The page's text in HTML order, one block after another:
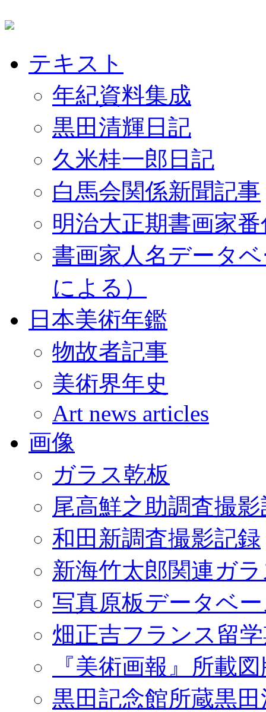
テキスト
年紀資料集成
黒田清輝日記
久米桂一郎日記
白馬会関係新聞記事
明治大正期書画家
書画家人名データ
による）
日本美術年鑑
物故者記事
美術界年史
Art news articles
画像
ガラス乾板
尾高鮮之助調査撮
和田新調査撮影記録
新海竹太郎関連ガ
写真原板データベ
畑正吉フランス留
『美術画報』所載
黒田記念館所蔵黒